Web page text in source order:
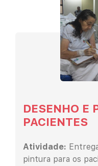
DESENHO E
PACIENTES
Atividade:
pintura para os